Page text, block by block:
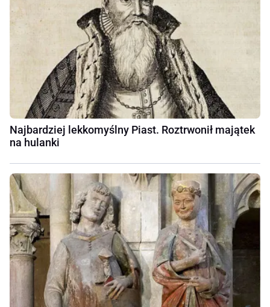
Najbardziej lekkomyślny Piast. Roztrwonił majątek
na hulanki